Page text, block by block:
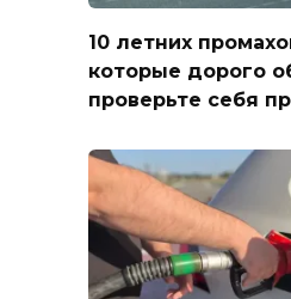
10 летних
которые дорого
проверьте себя